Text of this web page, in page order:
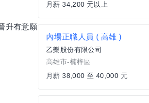
升有意願
月薪 34,200 元以上
內場正職人員 ( 高雄 )
乙樂股份有限公司
高雄市-楠梓區
月薪 38,000 至 40,000 元